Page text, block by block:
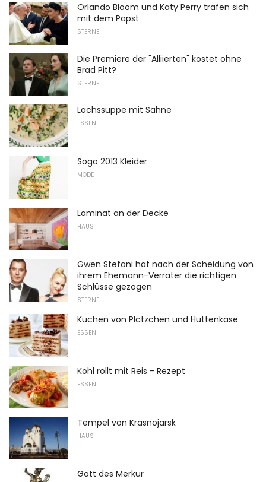
Orlando Bloom und Katy Perry trafen sich
mit dem Papst
STERNE
Die Premiere der "Alliierten" kostet ohne
Brad Pitt?
STERNE
Lachssuppe mit Sahne
ESSEN
Sogo 2013 Kleider
MODE
Laminat an der Decke
HAUS
Gwen Stefani hat nach der Scheidung von
ihrem Ehemann-Verräter die richtigen
Schlüsse gezogen
STERNE
Kuchen von Plätzchen und Hüttenkäse
ESSEN
Kohl rollt mit Reis - Rezept
ESSEN
Tempel von Krasnojarsk
HAUS
Gott des Merkur